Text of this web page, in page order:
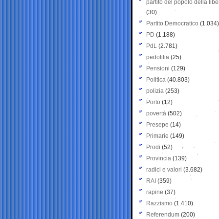
partito del popolo della
(30)
Partito Democratico (1.034)
PD (1.188)
PdL (2.781)
pedofilia (25)
Pensioni (129)
Politica (40.803)
polizia (253)
Porto (12)
povertà (502)
Presepe (14)
Primarie (149)
Prodi (52)
Provincia (139)
radici e valori (3.682)
RAI (359)
rapine (37)
Razzismo (1.410)
Referendum (200)